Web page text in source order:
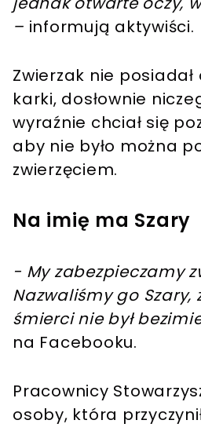
– informują aktywiści.
Zwierzak nie
karki, dosłownie
wyraźnie chciał się
aby nie było można
zwierzęciem.
Na imię ma Szary
- My zabezpieczamy
Nazwaliśmy go
śmierci nie był
na Facebooku.
Pracownicy
osoby, która